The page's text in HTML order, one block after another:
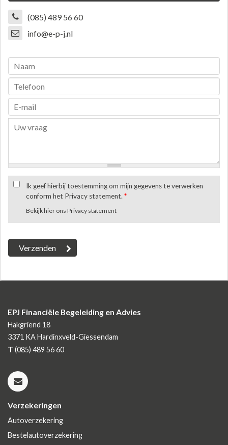
(085) 489 56 60
info@e-p-j.nl
Ik geef hierbij toestemming om mijn gegevens te verwerken
conform het Privacy statement. *
Bekijk hier ons Privacy statement
EPJ Financiële Begeleiding en Advies
Hakgriend 18
3371 KAHardinxveld-Giessendam
T (085) 489 56 60
Verzekeringen
Autoverzekering
Bestelautoverzekering